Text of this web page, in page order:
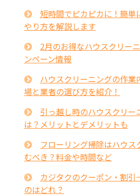
短時間でピカピカに！簡単
やり方を解説します
2月のお得なハウスクリー
ンペーン情報
ハウスクリーニングの作業
場と業者の選び方を紹介！
引っ越し時のハウスクリー
は？メリットとデメリットも
フローリング掃除はハウス
むべき？料金や時間など
カジタクのクーポン・割引
のはどれ？